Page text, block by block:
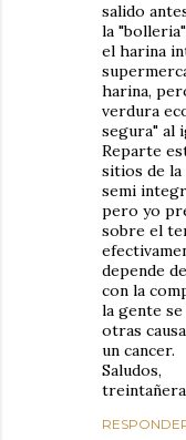
salido
la
el harina
harina,
verdura
segura" al
Reparte
sitios de la
semi
pero yo
sobre el
depende
con la
la gente
otras
un cancer.
Saludos,
treintañera